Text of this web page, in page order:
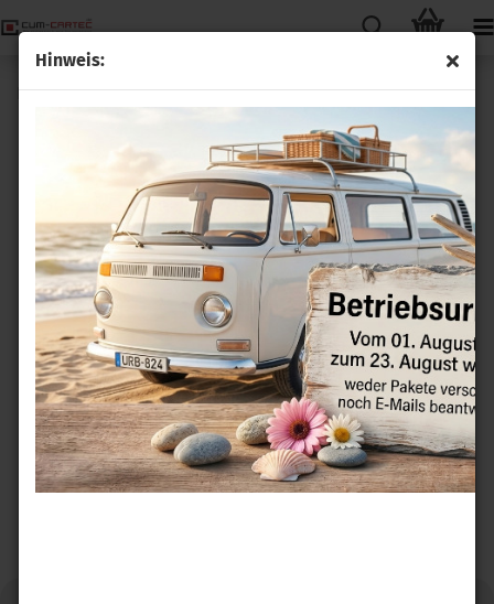
Hinweis:
Fahrzeugleitung KFZ-Kabel FLY 10mm² Meterware